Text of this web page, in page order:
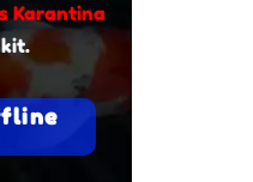
Karantina